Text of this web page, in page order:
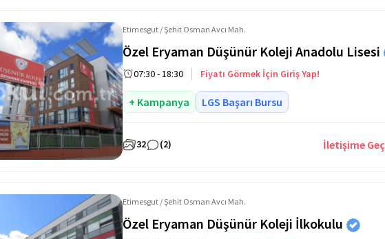
Etimesgut / Şehit Osman Avcı Mah.
Özel Eryaman Düşünür Koleji Anadolu Lisesi
07:30 - 18:30 Fiyatı Görmek İçin Giriş Yap!
+ Kampanya LGS Başarı Bursu
32 (2) İletişime Geç
Etimesgut / Şehit Osman Avcı Mah.
Özel Eryaman Düşünür Koleji İlkokulu